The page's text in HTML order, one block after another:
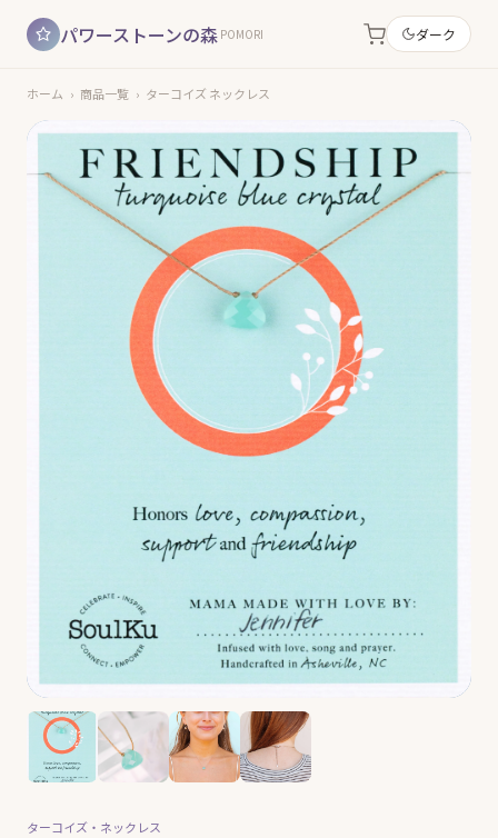
パワーストーンの森 POMORI ダーク
ホーム › 商品一覧 › ターコイズ ネックレス
ターコイズ・ ネックレス